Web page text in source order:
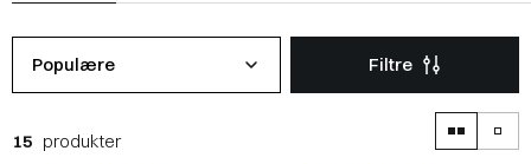
Populære Filtre
15 produkter